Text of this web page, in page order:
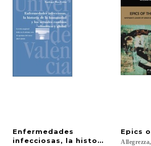
Enfermedades
infecciosas, la historia de la
Epics
Allegrezza,